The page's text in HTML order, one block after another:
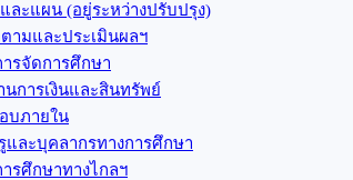
ละแผน (อยู่ระหว่างปรับปรุง)
ามและประเมินผลฯ
ารจัดการศึกษา
นการเงินและสินทรัพย์
บภายใน
ละบุคลากรทางการศึกษา
รศึกษาทางไกลฯ